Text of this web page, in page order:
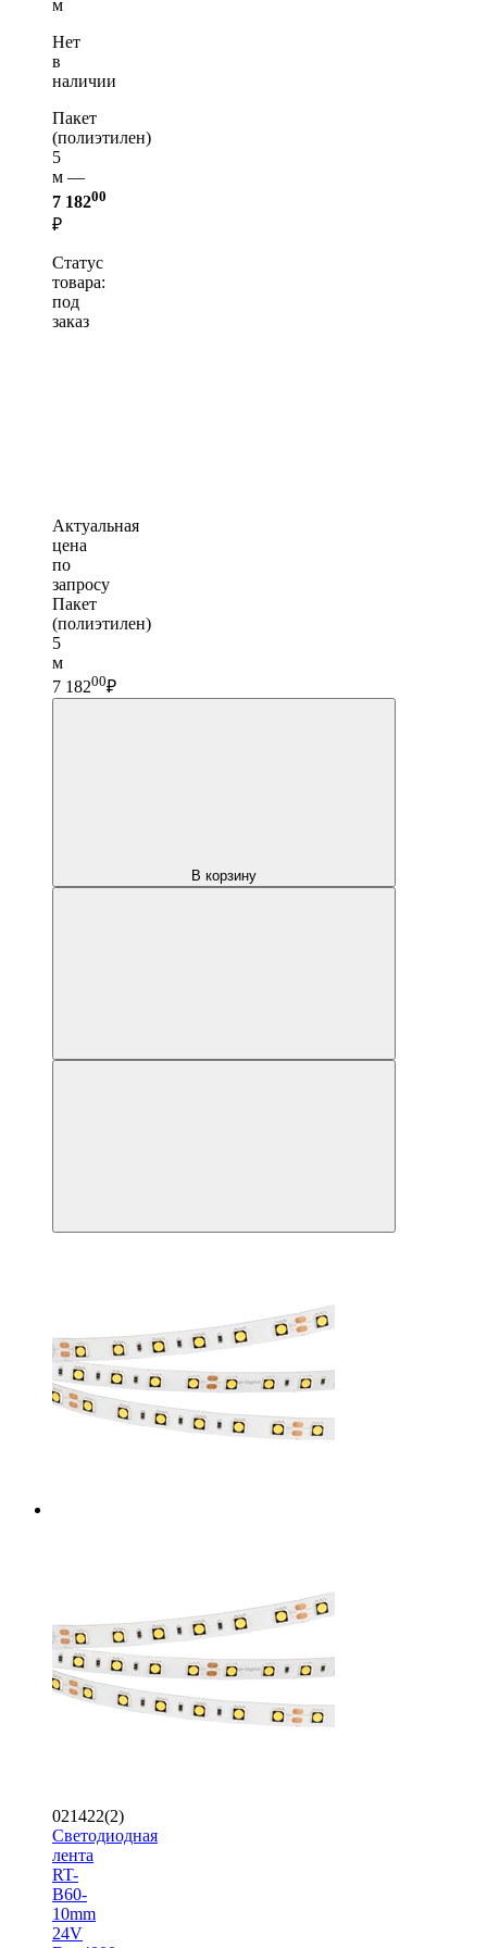
м
Нет
в
наличии
Пакет
(полиэтилен)
5
м —
7 18200
₽
Статус
товара:
под
заказ
Актуальная
цена
по
запросу
Пакет
(полиэтилен)
5
м
7 18200₽
В корзину
021422(2)
Светодиодная
лента
RT-
B60-
10mm
24V